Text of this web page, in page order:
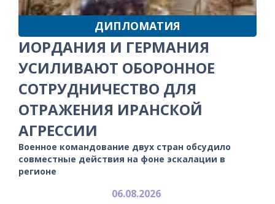
ДИПЛОМАТИЯ
ИОРДАНИЯ И ГЕРМАНИЯ
УСИЛИВАЮТ ОБОРОННОЕ
СОТРУДНИЧЕСТВО ДЛЯ
ОТРАЖЕНИЯ ИРАНСКОЙ
АГРЕССИИ
Военное командование двух стран обсудило
совместные действия на фоне эскалации в
регионе
06.08.2026